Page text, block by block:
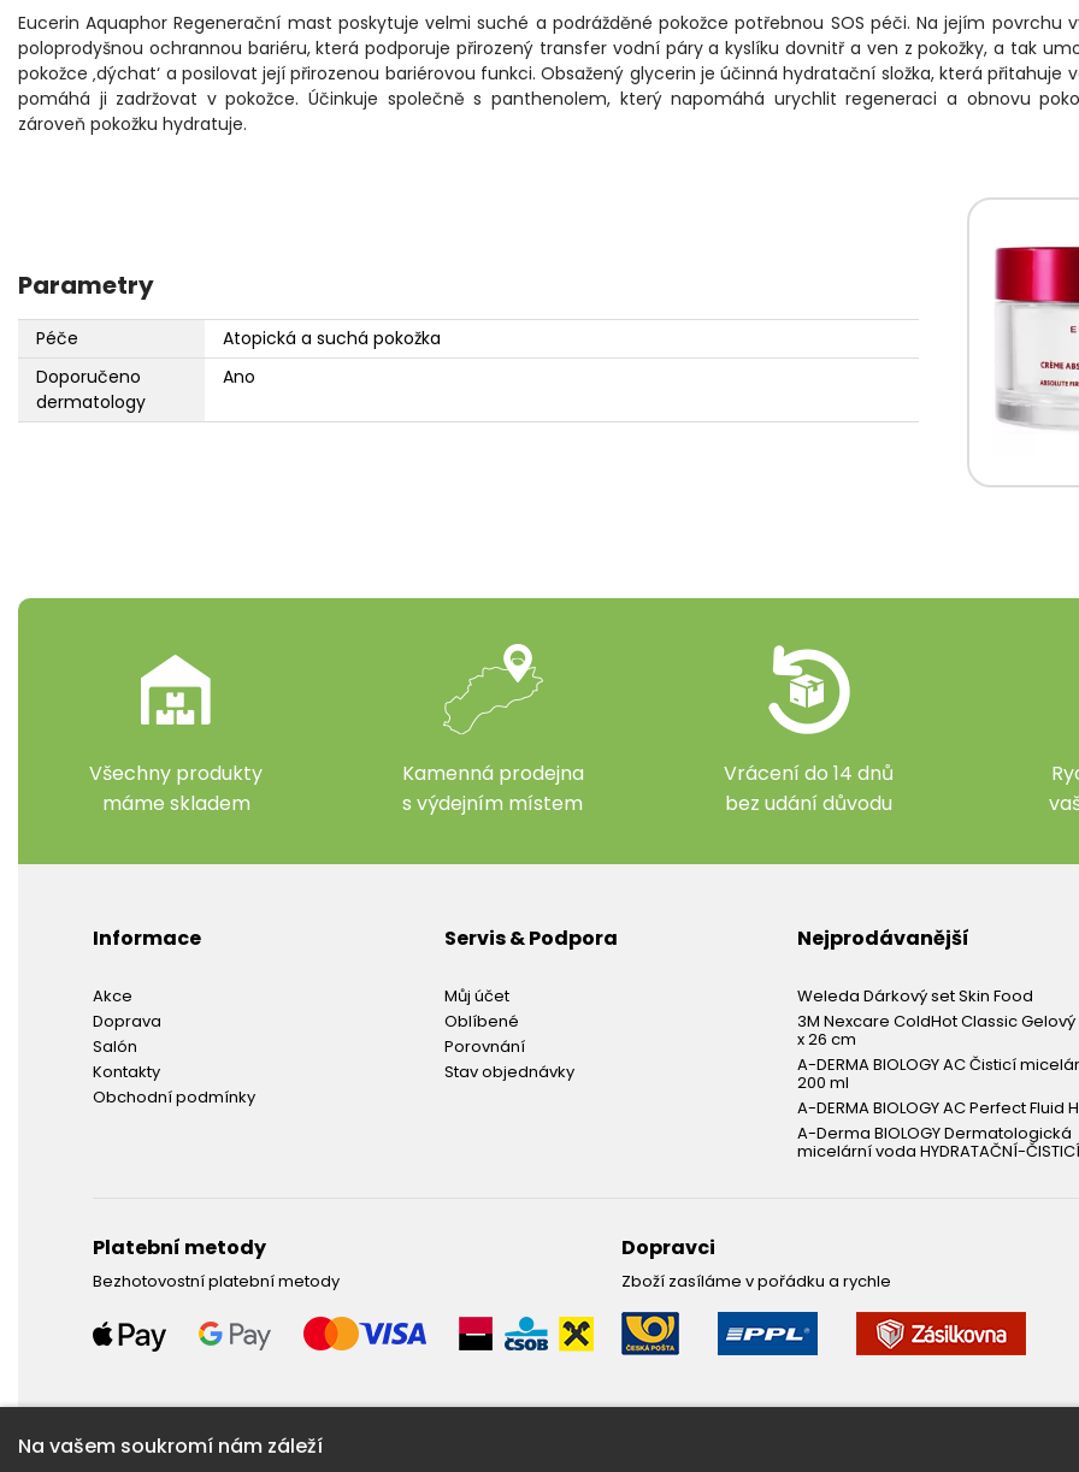
Eucerin Aquaphor Regenerační mast poskytuje velmi suché a podrážděné pokožce potřebnou SOS péči. Na jejím povrchu
poloprodyšnou ochrannou bariéru, která podporuje přirozený transfer vodní páry a kyslíku dovnitř a ven z pokožky, a tak
pokožce ‚dýchat‘ a posilovat její přirozenou bariérovou funkci. Obsažený glycerin je účinná hydratační složka, která přitahuje
pomáhá ji zadržovat v pokožce. Účinkuje společně s panthenolem, který napomáhá urychlit regeneraci a obnovu
zároveň pokožku hydratuje.
Parametry
Péče
Atopická a suchá pokožka
Doporučeno
dermatology
Ano
Všechny produkty
máme skladem
Kamenná prodejna
s výdejním místem
Vrácení do 14 dnů
bez udání důvodu
Informace
Akce
Doprava
Salón
Kontakty
Obchodní podmínky
Servis & Podpora
Můj účet
Oblíbené
Porovnání
Stav objednávky
Nejprodávanější
Weleda Dárkový set Skin Food
3M Nexcare ColdHot Classic Gelový
x 26 cm
A-DERMA BIOLOGY AC Čisticí
200 ml
A-DERMA BIOLOGY AC Perfect Fluid
A-Derma BIOLOGY Dermatologická
micelární voda HYDRATAČNÍ-
Platební metody
Bezhotovostní platební metody
Dopravci
Zboží zasíláme v pořádku a rychle
Na vašem soukromí nám záleží